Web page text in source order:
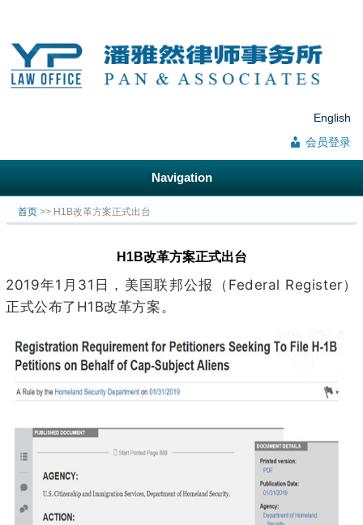
English
会员登录
Navigation
你在这里
首页 >> H1B改革方案正式出台
H1B改革方案正式出台
2019年1 月 31 日，美国联邦公报（ Federal Register）
正式公布了 H1B改革方案。